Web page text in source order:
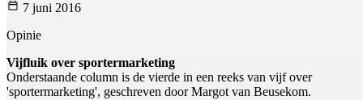
7 juni 2016
Opinie
Vijfluik over sportermarketing
Onderstaande column is de vierde in een reeks van vijf over
'sportermarketing', geschreven door Margot van Beusekom.